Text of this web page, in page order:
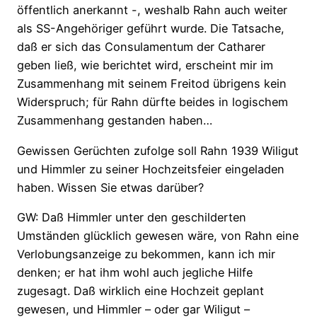
öffentlich anerkannt -, weshalb Rahn auch weiter
als SS-Angehöriger geführt wurde. Die Tatsache,
daß er sich das Consulamentum der Catharer
geben ließ, wie berichtet wird, erscheint mir im
Zusammenhang mit seinem Freitod übrigens kein
Widerspruch; für Rahn dürfte beides in logischem
Zusammenhang gestanden haben…
Gewissen Gerüchten zufolge soll Rahn 1939 Wiligut
und Himmler zu seiner Hochzeitsfeier eingeladen
haben. Wissen Sie etwas darüber?
GW: Daß Himmler unter den geschilderten
Umständen glücklich gewesen wäre, von Rahn eine
Verlobungsanzeige zu bekommen, kann ich mir
denken; er hat ihm wohl auch jegliche Hilfe
zugesagt. Daß wirklich eine Hochzeit geplant
gewesen, und Himmler – oder gar Wiligut –